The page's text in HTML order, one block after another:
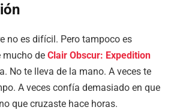
no es difícil. Pero tampoco es
mucho de Clair Obscur: Expedition
No te lleva de la mano. A veces te
A veces confía demasiado en que
que cruzaste hace horas.